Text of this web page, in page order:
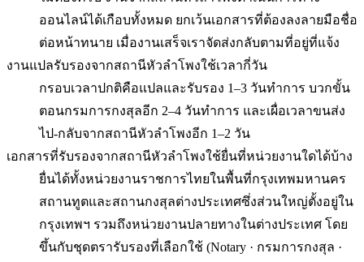
ออนไลน์ได้เกือบทั้งหมด ยกเว้นเอกสารที่ต้องลงลายมือชื่อ
ต่อหน้าทนาย เมื่องานเสร็จเราจัดส่งกลับตามที่อยู่ที่แจ้ง
งานแปลรับรองจากสถานีหัวลำโพงใช้เวลากี่วัน
กรอบเวลาปกติคือแปลและรับรอง 1–3 วันทำการ บวกขั้น
ตอนกรมการกงสุลอีก 2–4 วันทำการ และเผื่อเวลาขนส่ง
ไป-กลับจากสถานีหัวลำโพงอีก 1–2 วัน
เอกสารที่รับรองจากสถานีหัวลำโพงใช้ยื่นที่หน่วยงานใดได้บ้าง
ยื่นได้ทั้งหน่วยงานราชการไทยในพื้นที่กรุงเทพมหานคร
สถานทูตและสถานกงสุลต่างประเทศซึ่งส่วนใหญ่ตั้งอยู่ใน
กรุงเทพฯ รวมถึงหน่วยงานปลายทางในต่างประเทศ โดย
ขึ้นกับชุดตรารับรองที่เลือกใช้ (Notary · กรมการกงสุล ·